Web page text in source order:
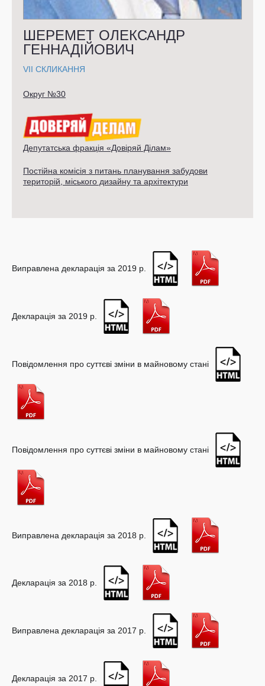
ШЕРЕМЕТ ОЛЕКСАНДР
ГЕННАДІЙОВИЧ
VII СКЛИКАННЯ
Округ №30
Депутатська фракція «Довіряй Ділам»
Постійна комісія з питань планування забудови
територій, міського дизайну та архітектури
Виправлена декларація за 2019 р.
Декларація за 2019 р.
Повідомлення про суттєві зміни в майновому стані
Повідомлення про суттєві зміни в майновому стані
Виправлена декларація за 2018 р.
Декларація за 2018 р.
Виправлена декларація за 2017 р.
Декларація за 2017 р.